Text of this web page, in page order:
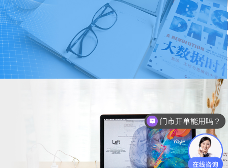
门市开单能用吗？